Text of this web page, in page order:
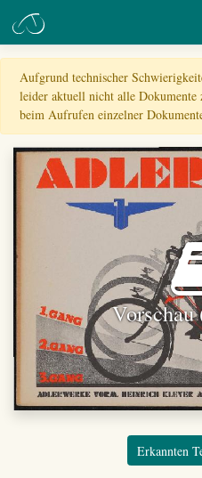
Aufgrund technischer
leider aktuell nicht alle
beim Aufrufen einzelner
Erkannten